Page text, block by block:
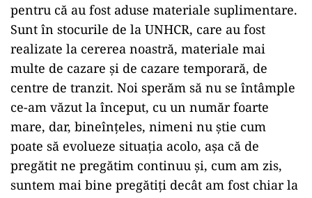
pentru că au fost aduse materiale suplimentare.
Sunt în stocurile de la UNHCR, care au fost
realizate la cererea noastră, materiale mai
multe de cazare şi de cazare temporară, de
centre de tranzit. Noi sperăm să nu se întâmple
ce-am văzut la început, cu un număr foarte
mare, dar, bineînţeles, nimeni nu ştie cum
poate să evolueze situaţia acolo, aşa că de
pregătit ne pregătim continuu şi, cum am zis,
suntem mai bine pregătiţi decât am fost chiar la